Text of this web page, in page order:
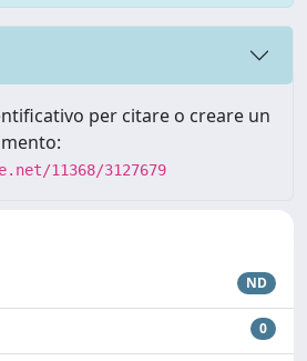
per citare o creare un
11368/3127679
ND
0